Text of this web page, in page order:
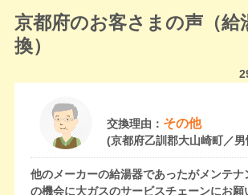
京都府のお客さまの声（給
換）
交換理由： その他
(京都府乙訓郡大山崎町／
他のメーカーの給湯器であったがメンテナ
の機会に大ガスのサービスチェーンにお願